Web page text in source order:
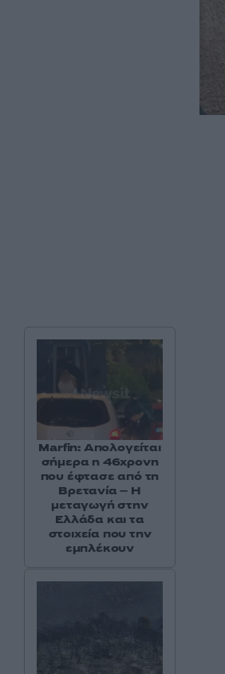
Marfin: Απολογείται
σήμερα η 46χρονη
που έφτασε από τη
Βρετανία – Η
μεταγωγή στην
Ελλάδα και τα
στοιχεία που την
εμπλέκουν